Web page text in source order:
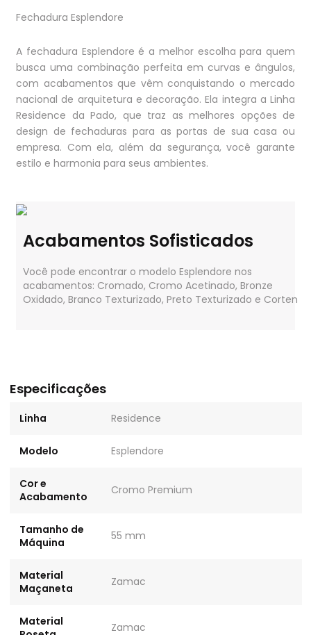
Fechadura Esplendore
A fechadura Esplendore é a melhor escolha para quem
busca uma combinação perfeita em curvas e ângulos,
com acabamentos que vêm conquistando o mercado
nacional de arquitetura e decoração. Ela integra a Linha
Residence da Pado, que traz as melhores opções de
design de fechaduras para as portas de sua casa ou
empresa. Com ela, além da segurança, você garante
estilo e harmonia para seus ambientes.
Acabamentos Sofisticados
Você pode encontrar o modelo Esplendore nos
acabamentos: Cromado, Cromo Acetinado, Bronze
Oxidado, Branco Texturizado, Preto Texturizado e Corten
Especificações
Linha Residence
Modelo Esplendore
Cor e
Acabamento
Cromo Premium
Tamanho de
Máquina
55 mm
Material
Maçaneta
Zamac
Material
Zamac